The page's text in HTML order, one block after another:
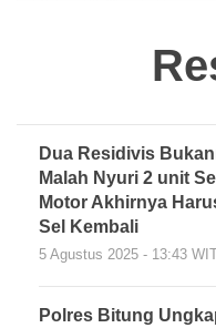
Dua Residivis
Malah Nyuri 2 unit
Motor Akhirnya
Sel Kembali
5 Agustus 2025 - 13:43
Polres Bitung